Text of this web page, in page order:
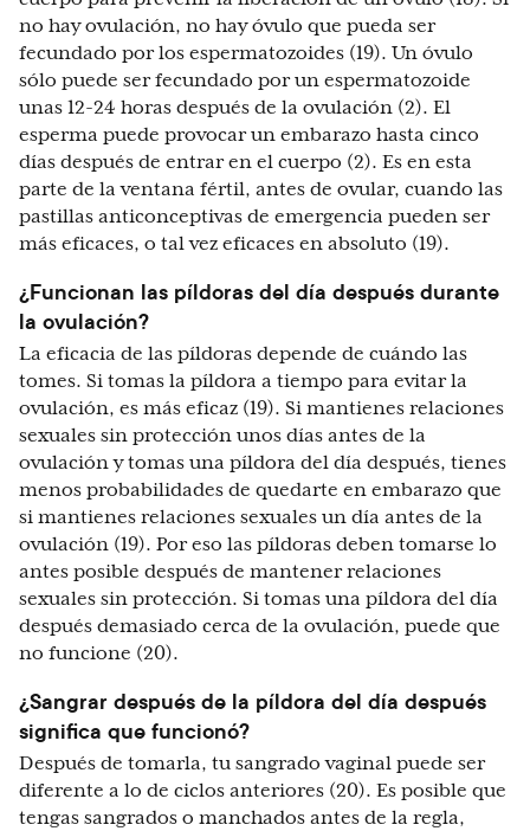
no hay ovulación, no hay óvulo que pueda ser
fecundado por los espermatozoides (19). Un óvulo
sólo puede ser fecundado por un espermatozoide
unas 12-24 horas después de la ovulación (2). El
esperma puede provocar un embarazo hasta cinco
días después de entrar en el cuerpo (2). Es en esta
parte de la ventana fértil, antes de ovular, cuando las
pastillas anticonceptivas de emergencia pueden ser
más eficaces, o tal vez eficaces en absoluto (19).
¿Funcionan las píldoras del día después durante
la ovulación?
La eficacia de las píldoras depende de cuándo las
tomes. Si tomas la píldora a tiempo para evitar la
ovulación, es más eficaz (19). Si mantienes relaciones
sexuales sin protección unos días antes de la
ovulación y tomas una píldora del día después, tienes
menos probabilidades de quedarte en embarazo que
si mantienes relaciones sexuales un día antes de la
ovulación (19). Por eso las píldoras deben tomarse lo
antes posible después de mantener relaciones
sexuales sin protección. Si tomas una píldora del día
después demasiado cerca de la ovulación, puede que
no funcione (20).
¿Sangrar después de la píldora del día después
significa que funcionó?
Después de tomarla, tu sangrado vaginal puede ser
diferente a lo de ciclos anteriores (20). Es posible que
tengas sangrados o manchados antes de la regla,